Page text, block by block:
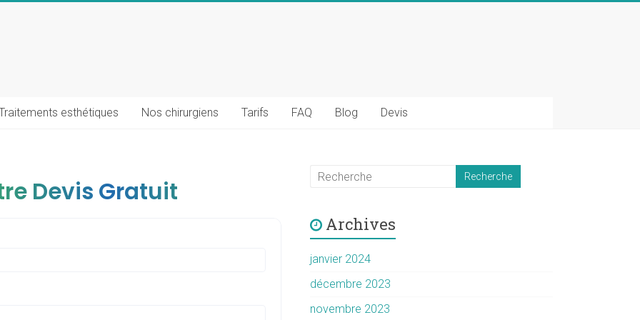
esthétiques Nos chirurgiens Tarifs FAQ Blog Devis
Devis Gratuit
Archives
janvier 2024
décembre 2023
novembre 2023